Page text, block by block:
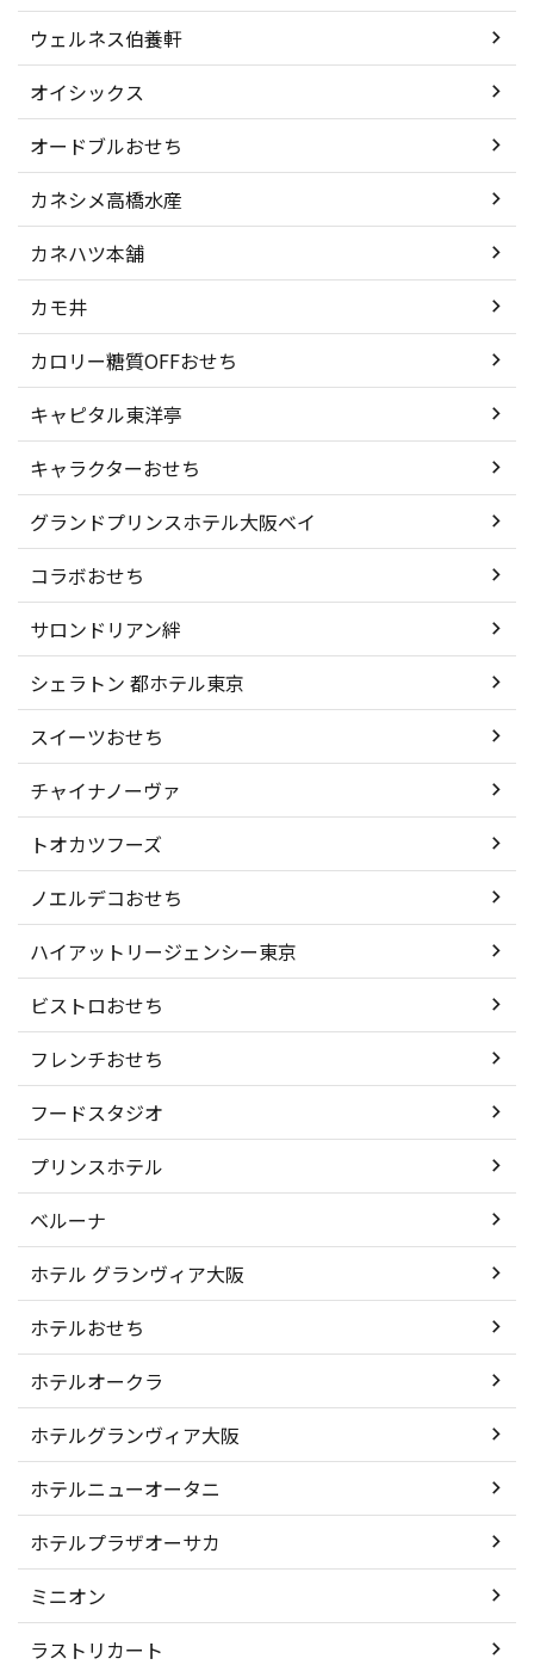
ウェルネス伯養軒
オイシックス
オードブルおせち
カネシメ高橋水産
カネハツ本舗
カモ井
カロリー糖質OFFおせち
キャピタル東洋亭
キャラクターおせち
グランドプリンスホテル大阪ベイ
コラボおせち
サロンドリアン絆
シェラトン 都ホテル東京
スイーツおせち
チャイナノーヴァ
トオカツフーズ
ノエルデコおせち
ハイアットリージェンシー東京
ビストロおせち
フレンチおせち
フードスタジオ
プリンスホテル
ベルーナ
ホテル グランヴィア大阪
ホテルおせち
ホテルオークラ
ホテルグランヴィア大阪
ホテルニューオータニ
ホテルプラザオーサカ
ミニオン
ラストリカート